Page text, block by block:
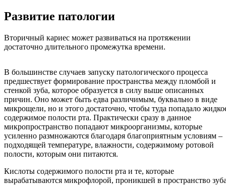
Развитие патологии
Вторичный кариес может развиваться на протяжении
достаточно длительного промежутка времени.
В большинстве случаев запуску патологического процесса
предшествует формирование пространства между пломбой и
стенкой зуба, которое образуется в силу выше описанных
причин. Оно может быть едва различимым, буквально в виде
микрощели, но и этого достаточно, чтобы туда попадало
содержимое полости рта. Практически сразу в данное
микропространство попадают микроорганизмы, которые
усиленно размножаются благодаря благоприятным условиям –
подходящей температуре, влажности, содержимому ротовой
полости, которым они питаются.
Кислоты содержимого полости рта и те, которые
вырабатываются микрофлорой, проникшей в пространство